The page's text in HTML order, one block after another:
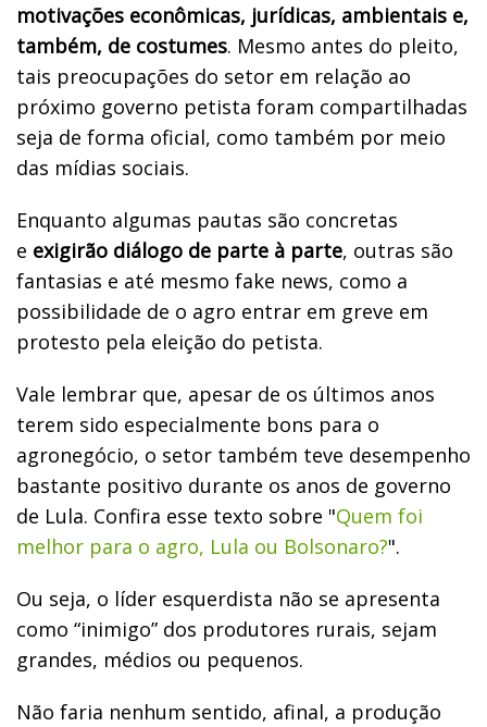
motivações econômicas, jurídicas, ambientais e,
também, de costumes. Mesmo antes do pleito,
tais preocupações do setor em relação ao
próximo governo petista foram compartilhadas
seja de forma oficial, como também por meio
das mídias sociais.
Enquanto algumas pautas são concretas
e exigirão diálogo de parte à parte, outras são
fantasias e até mesmo fake news, como a
possibilidade de o agro entrar em greve em
protesto pela eleição do petista.
Vale lembrar que, apesar de os últimos anos
terem sido especialmente bons para o
agronegócio, o setor também teve desempenho
bastante positivo durante os anos de governo
de Lula. Confira esse texto sobre "Quem foi
melhor para o agro, Lula ou Bolsonaro?".
Ou seja, o líder esquerdista não se apresenta
como “inimigo” dos produtores rurais, sejam
grandes, médios ou pequenos.
Não faria nenhum sentido, afinal, a produção